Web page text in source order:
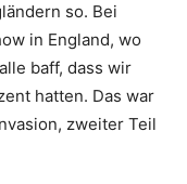
so. Bei
in England, wo
baff, dass wir
hatten. Das war
zweiter Teil